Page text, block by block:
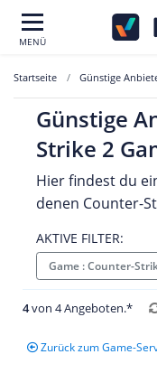
MENÜ
Startseite Günstige
Günstige
Strike 2
Hier findest du
denen Counter-
AKTIVE FILTER:
Game : Counter-
4von 4 Angeboten.*
Zurück zum Game-